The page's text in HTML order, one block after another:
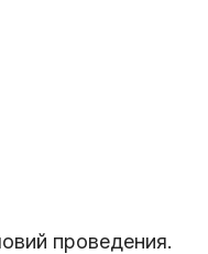
проведения.